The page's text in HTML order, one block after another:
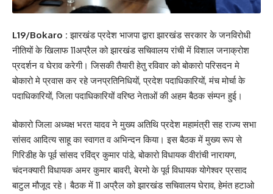
L19/Bokaro : झारखंड प्रदेश भाजपा द्वारा झारखंड सरकार के जनविरोधी
नीतियों के खिलाफ 11अप्रैल को झारखंड सचिवालय रांची में विशाल जनाक्रोश
प्रदर्शन व घेराव करेगी। जिसकी तैयारी हेतु रविवार को बोकारो परिसदन मे
बोकारो मे प्रवास कर रहे जनप्रतिनिधियों, प्रदेश पदाधिकारियों, मंच मोर्चा के
पदाधिकारियों, जिला पदाधिकारियों वरिष्ठ नेताओं की अहम बैठक संम्पन हुई।
बोकारो जिला अध्यक्ष भरत यादव ने मुख्य अतिथि प्रदेश महामंत्री सह राज्य सभा
सांसद आदित्य साहू का स्वागत व अभिन्दन किया। इस बैठक में मुख्य रूप से
गिरिडीह के पूर्व सांसद रविंद्र कुमार पांडे, बोकारो विधायक वीरांची नारायण,
चंदनक्यारी विधायक अमर कुमार बावरी, बेरमो के पूर्व विधायक योगेश्वर प्रसाद
बाटुल मौजूद रहे। बैठक में 11 अप्रैल को झारखंड सचिवालय घेराव, हेमंत हटाओ